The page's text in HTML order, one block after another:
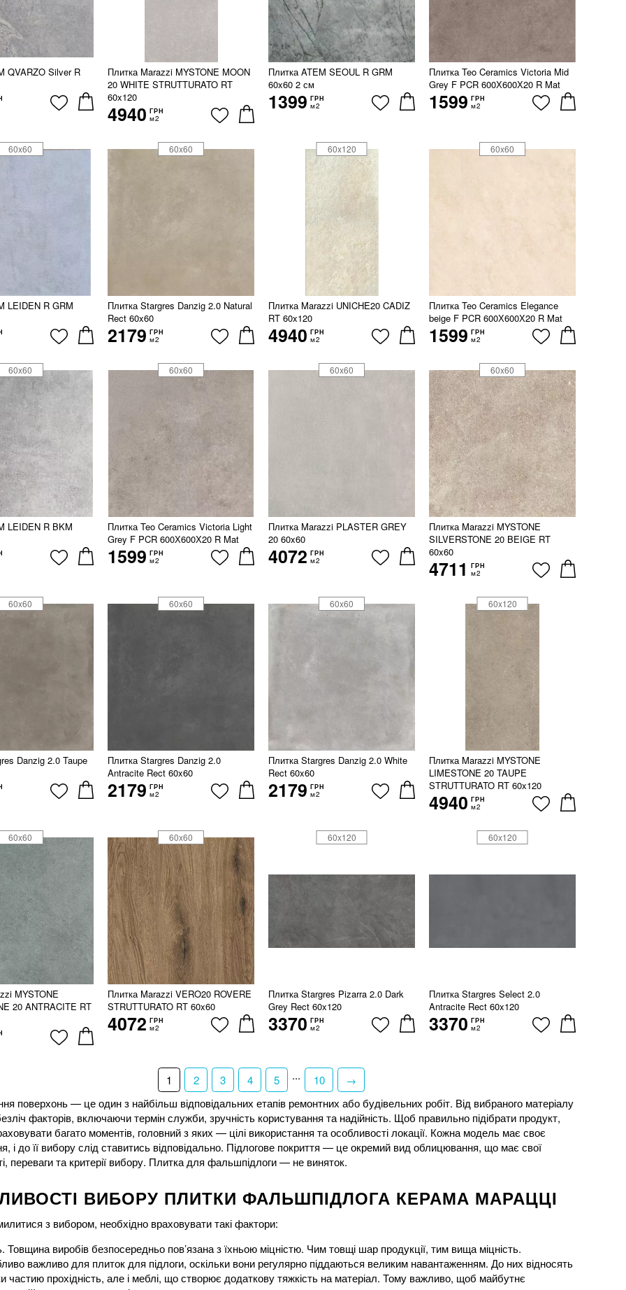
QVARZO Silver R
Плитка Marazzi MYSTONE MOON
20 WHITE STRUTTURATO RT
60x120
4940 ГРН
м2
Плитка ATEM SEOUL R GRM
60x60 2 см
1399 ГРН
м2
Плитка Teo Ceramics Victoria Mid
Grey F PCR 600Х600Х20 R Mat
1599 ГРН
м2
LEIDEN R GRM
60x60
Плитка Stargres Danzig 2.0 Natural
Rect 60x60
2179 ГРН
м2
60x60
Плитка Marazzi UNICHE20 CADIZ
RT 60x120
4940 ГРН
м2
60x120
Плитка Teo Ceramics Elegance
beige F PCR 600Х600Х20 R Mat
1599 ГРН
м2
60x60
LEIDEN R BKM
60x60
Плитка Teo Ceramics Victoria Light
Grey F PCR 600Х600Х20 R Mat
1599 ГРН
м2
60x60
Плитка Marazzi PLASTER GREY
20 60x60
4072 ГРН
м2
60x60
Плитка Marazzi MYSTONE
SILVERSTONE 20 BEIGE RT
60x60
4711 ГРН
м2
60x60
Danzig 2.0 Taupe
60x60
Плитка Stargres Danzig 2.0
Antracite Rect 60x60
2179 ГРН
м2
60x60
Плитка Stargres Danzig 2.0 White
Rect 60x60
2179 ГРН
м2
60x60
Плитка Marazzi MYSTONE
LIMESTONE 20 TAUPE
STRUTTURATO RT 60x120
4940 ГРН
м2
60x120
MYSTONE
20 ANTRACITE RT
60x60
Плитка Marazzi VERO20 ROVERE
STRUTTURATO RT 60x60
4072 ГРН
м2
60x60
Плитка Stargres Pizarra 2.0 Dark
Grey Rect 60x120
3370 ГРН
м2
60x120
Плитка Stargres Select 2.0
Antracite Rect 60x120
3370 ГРН
м2
60x120
1 2 3 4 5 ... 10
→
поверхонь — це один з найбільш відповідальних етапів ремонтних або будівельних робіт. Від вибраного матеріалу
факторів, включаючи термін служби, зручність користування та надійність. Щоб правильно підібрати продукт,
багато моментів, головний з яких — цілі використання та особливості локації. Кожна модель має своє
і до її вибору слід ставитись відповідально. Підлогове покриття — це окремий вид облицювання, що має свої
переваги та критерії вибору. Плитка для фальшпідлоги — не виняток.
ВИБОРУ ПЛИТКИ ФАЛЬШПІДЛОГА КЕРАМА МАРАЦЦІ
з вибором, необхідно враховувати такі фактори:
Товщина виробів безпосередньо пов’язана з їхньою міцністю. Чим товщі шар продукції, тим вища міцність.
важливо для плиток для підлоги, оскільки вони регулярно піддаються великим навантаженням. До них відносять
частию прохідність, але і меблі, що створює додаткову тяжкість на матеріал. Тому важливо, щоб майбутнє